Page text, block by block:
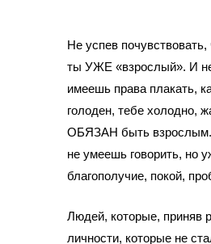
Не успев
ты УЖЕ «взрослый». И
имеешь права плакать,
голоден, тебе холодно,
ОБЯЗАН быть взрослым.
не умеешь говорить, но
благополучие, покой,
Людей, которые, приняв
личности, которые не